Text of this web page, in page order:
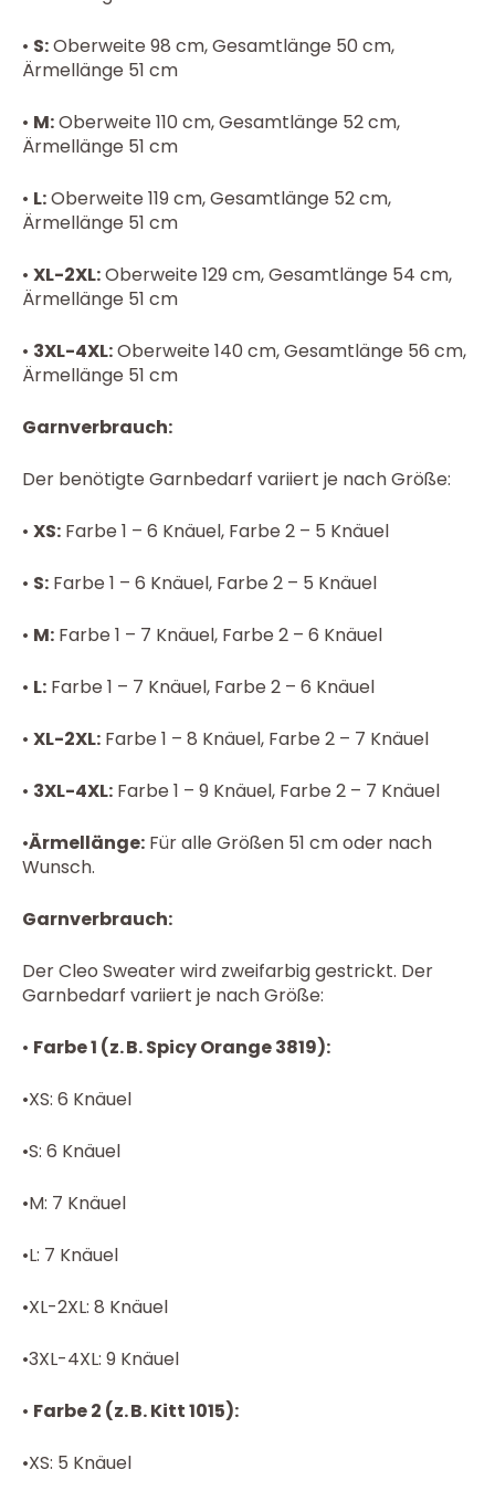
• S:Oberweite 98 cm, Gesamtlänge 50 cm,
Ärmellänge 51 cm
• M:Oberweite 110 cm, Gesamtlänge 52 cm,
Ärmellänge 51 cm
• L:Oberweite 119 cm, Gesamtlänge 52 cm,
Ärmellänge 51 cm
• XL-2XL:Oberweite 129 cm, Gesamtlänge 54 cm,
Ärmellänge 51 cm
• 3XL-4XL:Oberweite 140 cm, Gesamtlänge 56 cm,
Ärmellänge 51 cm
Garnverbrauch:
Der benötigte Garnbedarf variiert je nach Größe:
• XS: Farbe 1 – 6 Knäuel, Farbe 2 – 5 Knäuel
• S: Farbe 1 – 6 Knäuel, Farbe 2 – 5 Knäuel
• M: Farbe 1 – 7 Knäuel, Farbe 2 – 6 Knäuel
• L: Farbe 1 – 7 Knäuel, Farbe 2 – 6 Knäuel
• XL-2XL: Farbe 1 – 8 Knäuel, Farbe 2 – 7 Knäuel
• 3XL-4XL: Farbe 1 – 9 Knäuel, Farbe 2 – 7 Knäuel
•Ärmellänge: Für alle Größen 51 cm oder nach
Wunsch.
Garnverbrauch:
Der Cleo Sweater wird zweifarbig gestrickt. Der
Garnbedarf variiert je nach Größe:
• Farbe 1 (z. B. Spicy Orange 3819):
•XS: 6 Knäuel
•S: 6 Knäuel
•M: 7 Knäuel
•L: 7 Knäuel
•XL-2XL: 8 Knäuel
•3XL-4XL: 9 Knäuel
• Farbe 2 (z. B. Kitt 1015):
•XS: 5 Knäuel